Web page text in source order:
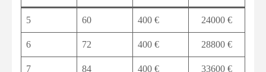
5 60 400 € 24000 €
6 72 400 € 28800 €
7 84 400 € 33600 €